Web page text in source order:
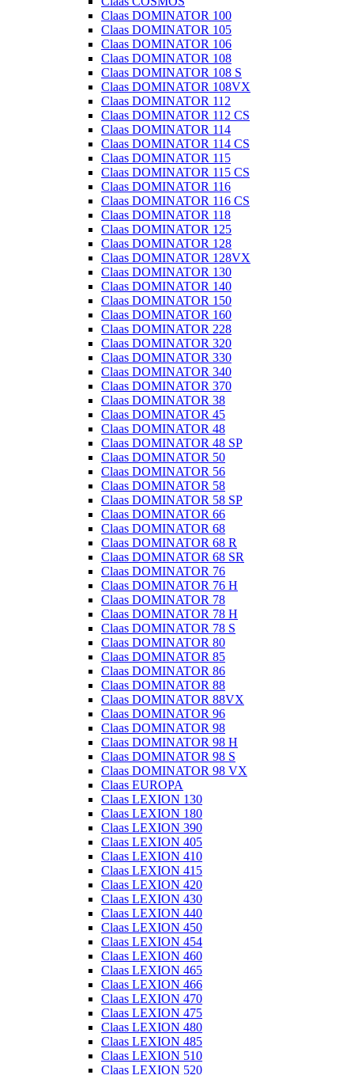
Claas DOMINATOR 100
Claas DOMINATOR 105
Claas DOMINATOR 106
Claas DOMINATOR 108
Claas DOMINATOR 108 S
Claas DOMINATOR 108VX
Claas DOMINATOR 112
Claas DOMINATOR 112 CS
Claas DOMINATOR 114
Claas DOMINATOR 114 CS
Claas DOMINATOR 115
Claas DOMINATOR 115 CS
Claas DOMINATOR 116
Claas DOMINATOR 116 CS
Claas DOMINATOR 118
Claas DOMINATOR 125
Claas DOMINATOR 128
Claas DOMINATOR 128VX
Claas DOMINATOR 130
Claas DOMINATOR 140
Claas DOMINATOR 150
Claas DOMINATOR 160
Claas DOMINATOR 228
Claas DOMINATOR 320
Claas DOMINATOR 330
Claas DOMINATOR 340
Claas DOMINATOR 370
Claas DOMINATOR 38
Claas DOMINATOR 45
Claas DOMINATOR 48
Claas DOMINATOR 48 SP
Claas DOMINATOR 50
Claas DOMINATOR 56
Claas DOMINATOR 58
Claas DOMINATOR 58 SP
Claas DOMINATOR 66
Claas DOMINATOR 68
Claas DOMINATOR 68 R
Claas DOMINATOR 68 SR
Claas DOMINATOR 76
Claas DOMINATOR 76 H
Claas DOMINATOR 78
Claas DOMINATOR 78 H
Claas DOMINATOR 78 S
Claas DOMINATOR 80
Claas DOMINATOR 85
Claas DOMINATOR 86
Claas DOMINATOR 88
Claas DOMINATOR 88VX
Claas DOMINATOR 96
Claas DOMINATOR 98
Claas DOMINATOR 98 H
Claas DOMINATOR 98 S
Claas DOMINATOR 98 VX
Claas EUROPA
Claas LEXION 130
Claas LEXION 180
Claas LEXION 390
Claas LEXION 405
Claas LEXION 410
Claas LEXION 415
Claas LEXION 420
Claas LEXION 430
Claas LEXION 440
Claas LEXION 450
Claas LEXION 454
Claas LEXION 460
Claas LEXION 465
Claas LEXION 466
Claas LEXION 470
Claas LEXION 475
Claas LEXION 480
Claas LEXION 485
Claas LEXION 510
Claas LEXION 520